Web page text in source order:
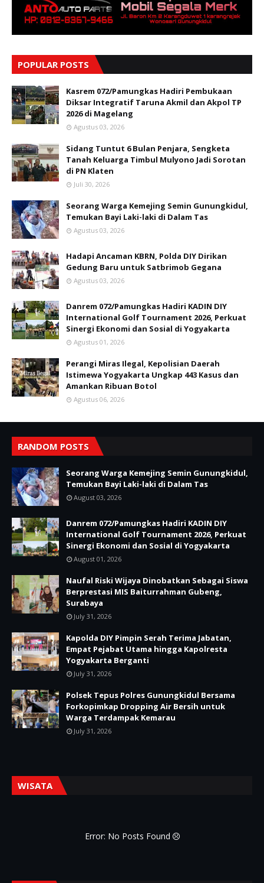
POPULAR POSTS
Kasrem 072/Pamungkas Hadiri Pembukaan
Diksar Integratif Taruna Akmil dan Akpol TP
2026 di Magelang
Agustus 03, 2026
Sidang Tuntut 6 Bulan Penjara, Sengketa
Tanah Keluarga Timbul Mulyono Jadi Sorotan
di PN Klaten
Juli 30, 2026
Seorang Warga Kemejing Semin Gunungkidul,
Temukan Bayi Laki-laki di Dalam Tas
Agustus 03, 2026
Hadapi Ancaman KBRN, Polda DIY Dirikan
Gedung Baru untuk Satbrimob Gegana
Agustus 03, 2026
Danrem 072/Pamungkas Hadiri KADIN DIY
International Golf Tournament 2026, Perkuat
Sinergi Ekonomi dan Sosial di Yogyakarta
Agustus 01, 2026
Perangi Miras Ilegal, Kepolisian Daerah
Istimewa Yogyakarta Ungkap 443 Kasus dan
Amankan Ribuan Botol
Agustus 06, 2026
RANDOM POSTS
Seorang Warga Kemejing Semin Gunungkidul,
Temukan Bayi Laki-laki di Dalam Tas
August 03, 2026
Danrem 072/Pamungkas Hadiri KADIN DIY
International Golf Tournament 2026, Perkuat
Sinergi Ekonomi dan Sosial di Yogyakarta
August 01, 2026
Naufal Riski Wijaya Dinobatkan Sebagai Siswa
Berprestasi MIS Baiturrahman Gubeng,
Surabaya
July 31, 2026
Kapolda DIY Pimpin Serah Terima Jabatan,
Empat Pejabat Utama hingga Kapolresta
Yogyakarta Berganti
July 31, 2026
Polsek Tepus Polres Gunungkidul Bersama
Forkopimkap Dropping Air Bersih untuk
Warga Terdampak Kemarau
July 31, 2026
WISATA
Error: No Posts Found